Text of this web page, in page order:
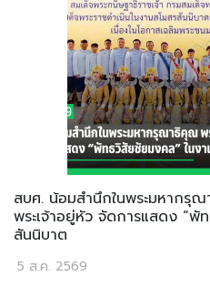
สบศ. น้อมสำนึกในพระมหากรุ
พระเจ้าอยู่หัว จัดการแสดง “พั
สันนิบาต
5 ส.ค. 2569